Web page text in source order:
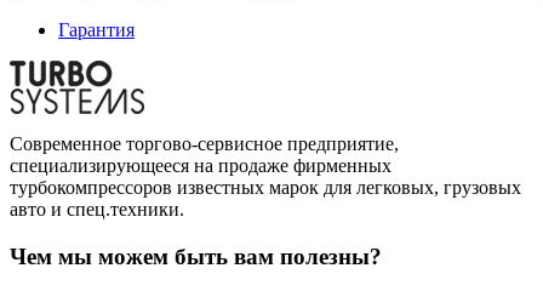
Гарантия
Современное торгово-сервисное предприятие,
специализирующееся на продаже фирменных
турбокомпрессоров известных марок для легковых, грузовых
авто и спец.техники.
Чем мы можем быть вам полезны?